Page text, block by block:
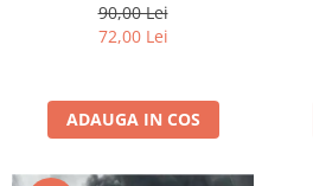
90,00 Lei
72,00 Lei
ADAUGA IN COS